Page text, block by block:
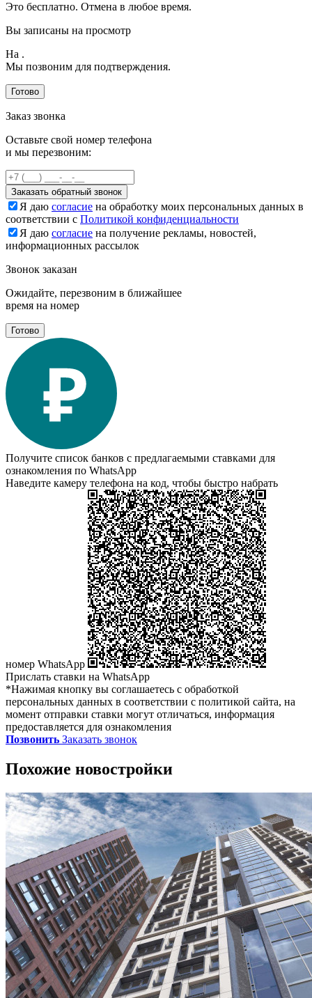
Это бесплатно. Отмена в любое время.
Вы записаны на просмотр
На .
Мы позвоним для подтверждения.
Готово
Заказ звонка
Оставьте свой номер телефона
и мы перезвоним:
Заказать обратный звонок
Я даю согласие на обработку моих персональных данных в
соответствии с Политикой конфиденциальности
Я даю согласие на получение рекламы, новостей,
информационных рассылок
Звонок заказан
Ожидайте, перезвоним в ближайшее
время на номер
Готово
Получите список банков с предлагаемыми ставками для
ознакомления по WhatsApp
Наведите камеру телефона на код, чтобы быстро набрать
номер WhatsApp
Прислать ставки на WhatsApp
*Нажимая кнопку вы соглашаетесь с обработкой
персональных данных в соответствии с политикой сайта, на
момент отправки ставки могут отличаться, информация
предоставляется для ознакомления
Позвонить Заказать звонок
Похожие новостройки